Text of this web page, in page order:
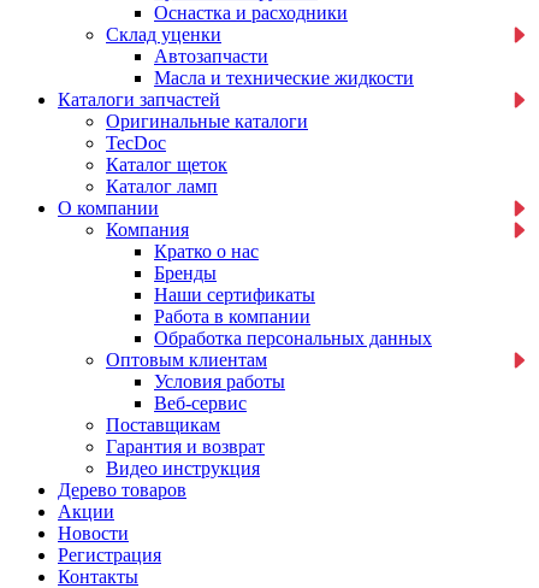
Оснастка и расходники
Склад уценки
Автозапчасти
Масла и технические жидкости
Каталоги запчастей
Оригинальные каталоги
TecDoc
Каталог щеток
Каталог ламп
О компании
Компания
Кратко о нас
Бренды
Наши сертификаты
Работа в компании
Обработка персональных данных
Оптовым клиентам
Условия работы
Веб-сервис
Поставщикам
Гарантия и возврат
Видео инструкция
Дерево товаров
Акции
Новости
Регистрация
Контакты